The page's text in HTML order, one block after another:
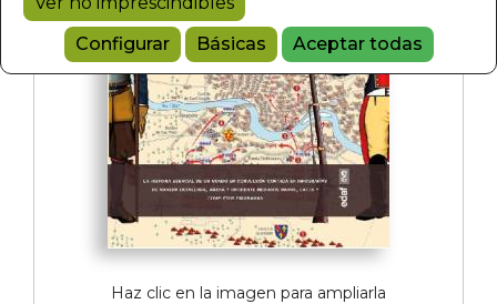
Configurar
Básicas Aceptar todas
Haz clic en la imagen para ampliarla